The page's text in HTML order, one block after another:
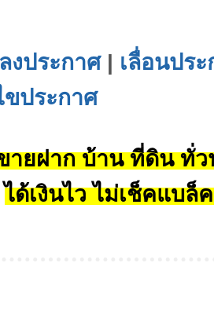
ลงประกาศ| เลื่อนปร
ขประกาศ
ายฝาก บ้าน ที่ดิน ทั่ว
ได้เงินไว ไม่เช็คแบล็